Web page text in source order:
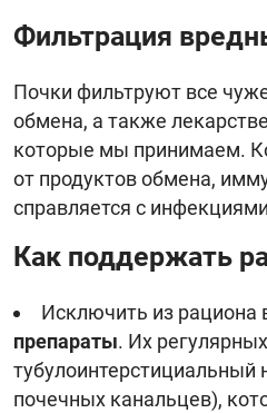
Фильтрация
Почки фильтруют все
обмена, а также
которые мы принимаем.
от продуктов обмена,
справляется с
Как поддержать
Исключить из рациона
препараты. Их
тубулоинтерстициальный
почечных канальцев),